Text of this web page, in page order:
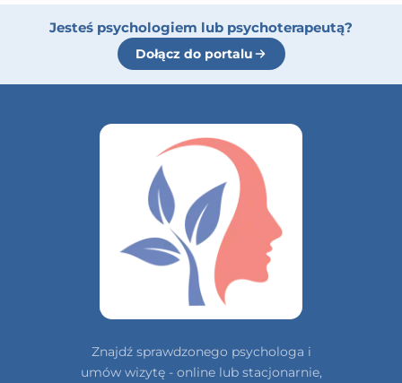
Jesteś psychologiem lub psychoterapeutą?
Dołącz do portalu
Znajdź sprawdzonego psychologa i
umów wizytę - online lub stacjonarnie,